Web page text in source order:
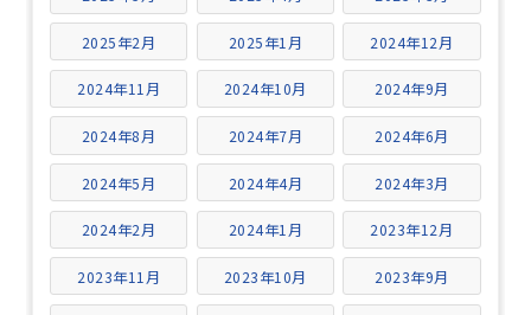
2025年2月 2025年1月 2024年12月
2024年11月 2024年10月 2024年9月
2024年8月 2024年7月 2024年6月
2024年5月 2024年4月 2024年3月
2024年2月 2024年1月 2023年12月
2023年11月 2023年10月 2023年9月